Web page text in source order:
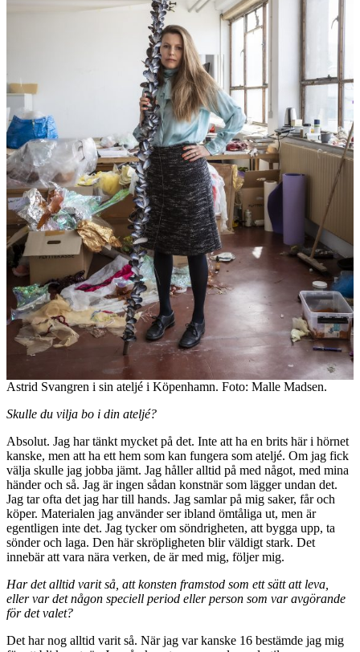
Astrid Svangren i sin ateljé i Köpenhamn. Foto: Malle Madsen.
Skulle du vilja bo i din ateljé?
Absolut. Jag har tänkt mycket på det. Inte att ha en brits här i hörnet
kanske, men att ha ett hem som kan fungera som ateljé. Om jag fick
välja skulle jag jobba jämt. Jag håller alltid på med något, med mina
händer och så. Jag är ingen sådan konstnär som lägger undan det.
Jag tar ofta det jag har till hands. Jag samlar på mig saker, får och
köper. Materialen jag använder ser ibland ömtåliga ut, men är
egentligen inte det. Jag tycker om söndrigheten, att bygga upp, ta
sönder och laga. Den här skröpligheten blir väldigt stark. Det
innebär att vara nära verken, de är med mig, följer mig.
Har det alltid varit så, att konsten framstod som ett sätt att leva,
eller var det någon speciell period eller person som var avgörande
för det valet?
Det har nog alltid varit så. När jag var kanske 16 bestämde jag mig